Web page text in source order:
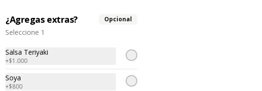
Ceviche de la casa
¿Agregas extras? Opcional
Seleccione 1
Salsa Teriyaki
+$1.000
Soya
+$800